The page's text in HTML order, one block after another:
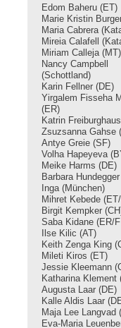
Edom Baheru (ET)
Marie Kristin
Maria Cabrera
Mireia Calafell
Miriam Calleja (MT)
Nancy Campbell
(Schottland)
Karin Fellner (DE)
Yirgalem Fisseha
(ER)
Katrin
Zsuzsanna Gahse
Antye Greie (SF)
Volha Hapeyeva
Meike Harms (DE)
Barbara
Inga (München)
Mihret Kebede
Birgit Kempker
Saba Kidane (ER/
Ilse Kilic (AT)
Keith Zenga King
Mileti Kiros (ET)
Jessie Kleemann
Katharina Klement
Augusta Laar (DE)
Kalle Aldis Laar
Maja Lee Langvad
Eva-Maria